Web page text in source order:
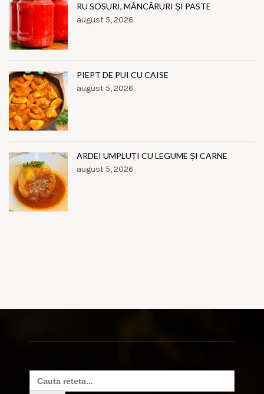
RU SOSURI, MÂNCĂRURI ȘI PASTE
august 5, 2026
PIEPT DE PUI CU CAISE
august 5, 2026
ARDEI UMPLUȚI CU LEGUME ȘI CARNE
august 5, 2026
Search
for: